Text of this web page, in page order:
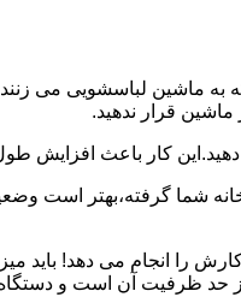
به ماشین لباسشویی می
قرار ندهید.
کار باعث افزایش
گرفته،بهتر است
را انجام می دهد! باید
حد ظرفیت آن است و